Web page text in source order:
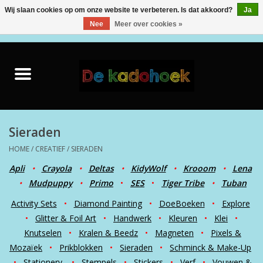
Speelgoed
Creatief
Back to School
Sieraden
HOME/ CREATIEF/ SIERADEN
Apli • Crayola • Deltas • KidyWolf • Krooom • Lena
• Mudpuppy • Primo • SES • Tiger Tribe •
Tuban
Activity Sets
• Diamond Painting • DoeBoeken •
Explore
•
Glitter & Foil Art • Handwerk • Kleuren • Klei
•
Knutselen
• Kralen & Beedz • Magneten •
Pixels &
Mozaïek
• Prikblokken • Sieraden •
Schminck & Make-Up
Wij slaan cookies op om onze website te verbeteren. Is dat akkoord?
Ja
Nee
Meer over cookies »